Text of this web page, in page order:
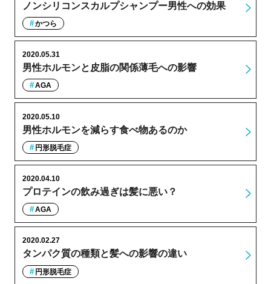
ノンシリコンスカルプシャンプー男性への効果
かつら
男性ホルモンと皮脂の関係薄毛への影響
2020.05.31
AGA
男性ホルモンを減らす食べ物あるのか
2020.05.10
円形脱毛症
プロテインの飲み過ぎは髪に悪い？
2020.04.10
AGA
タンパク質の種類と髪への影響の違い
2020.02.27
円形脱毛症